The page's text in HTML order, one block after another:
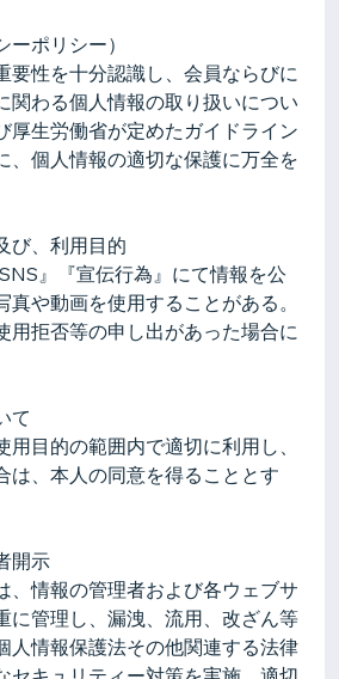
ポリシー）
要性を十分認識し、会員ならびに
関わる個人情報の取り扱いについ
厚生労働省が定めたガイドライン
、個人情報の適切な保護に万全を
び、利用目的
』『宣伝行為』にて情報を公
真や動画を使用することがある。
用拒否等の申し出があった場合に
て
目的の範囲内で適切に利用し、
は、本人の同意を得ることとす
開示
、情報の管理者および各ウェブサ
に管理し、漏洩、流用、改ざん等
人情報保護法その他関連する法律